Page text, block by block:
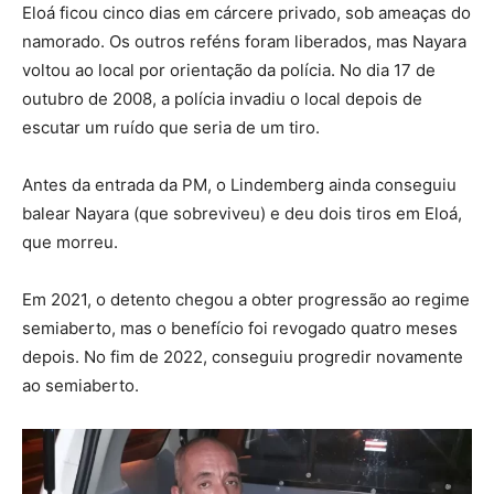
Eloá ficou cinco dias em cárcere privado, sob ameaças do
namorado. Os outros reféns foram liberados, mas Nayara
voltou ao local por orientação da polícia. No dia 17 de
outubro de 2008, a polícia invadiu o local depois de
escutar um ruído que seria de um tiro.
Antes da entrada da PM, o Lindemberg ainda conseguiu
balear Nayara (que sobreviveu) e deu dois tiros em Eloá,
que morreu.
Em 2021, o detento chegou a obter progressão ao regime
semiaberto, mas o benefício foi revogado quatro meses
depois. No fim de 2022, conseguiu progredir novamente
ao semiaberto.